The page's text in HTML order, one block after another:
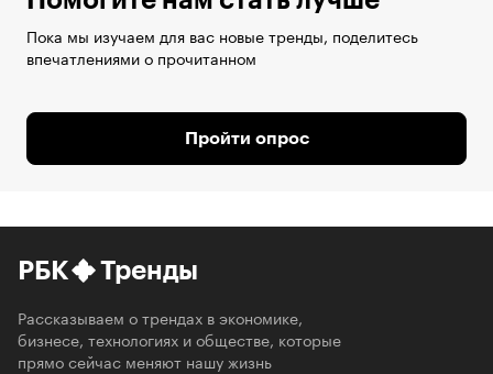
Пока мы изучаем для вас новые тренды, поделитесь
впечатлениями о прочитанном
Пройти опрос
РБК Тренды
Рассказываем о трендах в экономике,
бизнесе, технологиях и обществе, которые
прямо сейчас меняют нашу жизнь